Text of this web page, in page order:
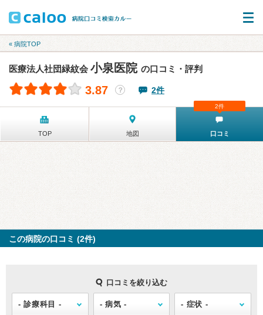
« 病院TOP
医療法人社団緑紋会 小泉医院 の口コミ・評判
3.87 ？ 2件
TOP 地図 口コミ
2件
この病院の口コミ (2件)
口コミを絞り込む